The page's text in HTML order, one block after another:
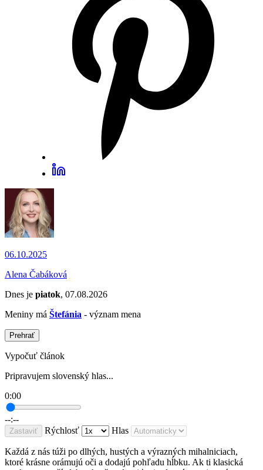
06.10.2025
Alena Čabáková
Dnes je piatok, 07.08.2026
Meniny má Štefánia - význam mena
Prehrať
Vypočuť článok
Pripravujem slovenský hlas...
0:00
--:--
Zastaviť Rýchlosť Hlas
Každá z nás túži po dlhých, hustých a výrazných mihalniciach,
ktoré krásne orámujú oči a dodajú pohľadu hĺbku. Ak ti klasická